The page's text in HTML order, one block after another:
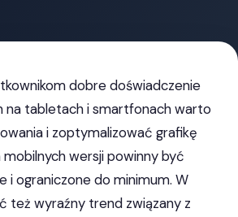
dobre doświadczenie
na tabletach i smartfonach warto
i zoptymalizować grafikę
wersji powinny być
i ograniczone do minimum. W
też wyraźny trend związany z